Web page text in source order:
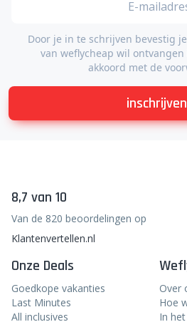
Door je in te schrijven bevestig
van weflycheap wil
akkoord met de
inschrijven
8,7 van 10
Van de 820 beoordelingen op
Klantenvertellen.nl
Onze Deals
Goedkope vakanties
Last Minutes
All inclusives
Over
Hoe
In